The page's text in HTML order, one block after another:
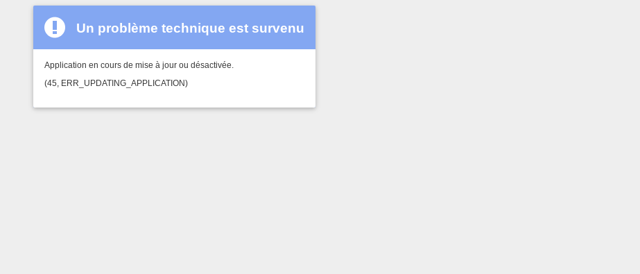
Un problème technique est survenu
Application en cours de mise à jour ou désactivée.
(45, ERR_UPDATING_APPLICATION)